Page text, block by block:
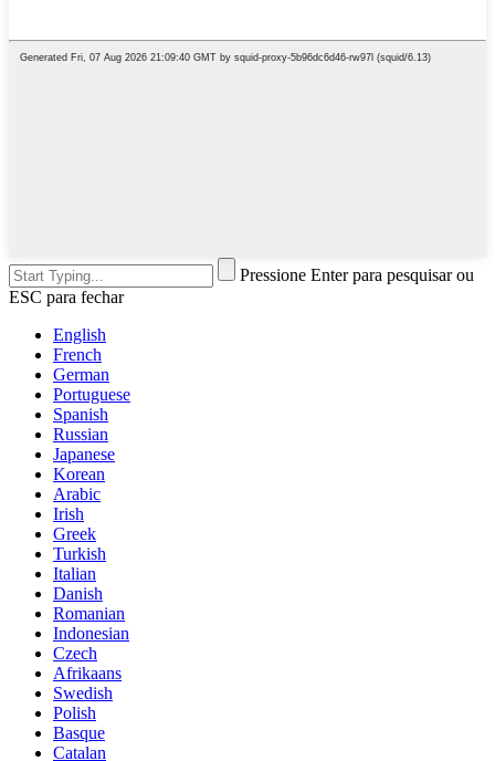
Pressione Enter para pesquisar ou
ESC para fechar
English
French
German
Portuguese
Spanish
Russian
Japanese
Korean
Arabic
Irish
Greek
Turkish
Italian
Danish
Romanian
Indonesian
Czech
Afrikaans
Swedish
Polish
Basque
Catalan